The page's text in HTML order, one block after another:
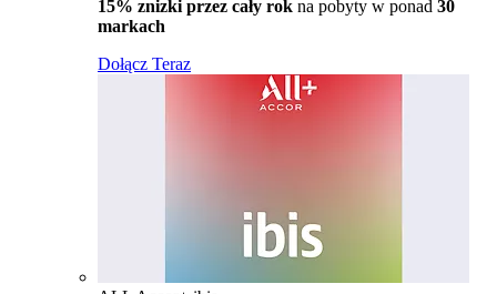
15% znizki przez cały rok na pobyty w ponad 30
markach
Dołącz Teraz